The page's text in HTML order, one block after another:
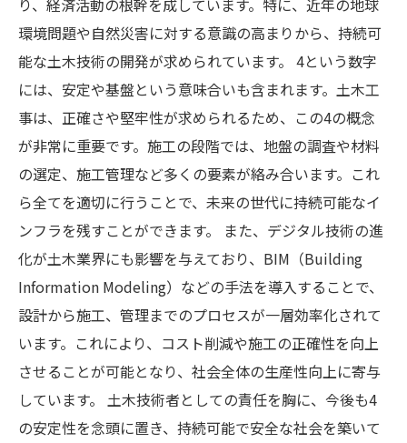
り、経済活動の根幹を成しています。特に、近年の地球
環境問題や自然災害に対する意識の高まりから、持続可
能な土木技術の開発が求められています。 4という数字
には、安定や基盤という意味合いも含まれます。土木工
事は、正確さや堅牢性が求められるため、この4の概念
が非常に重要です。施工の段階では、地盤の調査や材料
の選定、施工管理など多くの要素が絡み合います。これ
ら全てを適切に行うことで、未来の世代に持続可能なイ
ンフラを残すことができます。 また、デジタル技術の進
化が土木業界にも影響を与えており、BIM（Building
Information Modeling）などの手法を導入することで、
設計から施工、管理までのプロセスが一層効率化されて
います。これにより、コスト削減や施工の正確性を向上
させることが可能となり、社会全体の生産性向上に寄与
しています。 土木技術者としての責任を胸に、今後も4
の安定性を念頭に置き、持続可能で安全な社会を築いて